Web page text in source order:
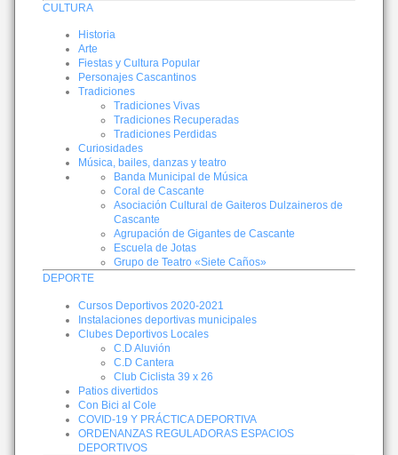
CULTURA
Historia
Arte
Fiestas y Cultura Popular
Personajes Cascantinos
Tradiciones
Tradiciones Vivas
Tradiciones Recuperadas
Tradiciones Perdidas
Curiosidades
Música, bailes, danzas y teatro
Banda Municipal de Música
Coral de Cascante
Asociación Cultural de Gaiteros Dulzaineros de
Cascante
Agrupación de Gigantes de Cascante
Escuela de Jotas
Grupo de Teatro «Siete Caños»
DEPORTE
Cursos Deportivos 2020-2021
Instalaciones deportivas municipales
Clubes Deportivos Locales
C.D Aluvión
C.D Cantera
Club Ciclista 39 x 26
Patios divertidos
Con Bici al Cole
COVID-19 Y PRÁCTICA DEPORTIVA
ORDENANZAS REGULADORAS ESPACIOS
DEPORTIVOS